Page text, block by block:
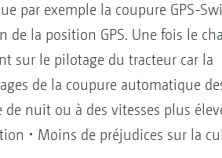
par exemple la coupure GPS-
la position GPS. Une fois le
sur le pilotage du tracteur car la
de la coupure automatique
nuit ou à des vitesses plus
• Moins de préjudices sur la